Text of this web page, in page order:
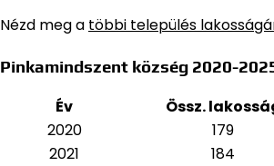
Nézd meg a többi település
Pinkamindszent község 2020-
Év Össz.
2020
179
2021
184